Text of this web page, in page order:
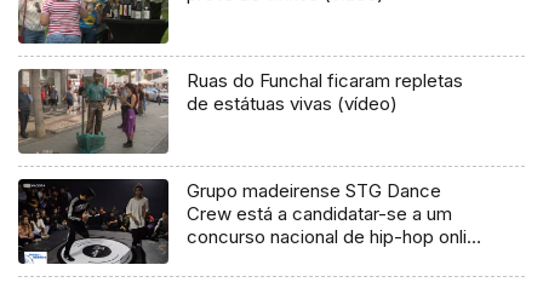
Ruas do Funchal ficaram repletas
de estátuas vivas (vídeo)
Grupo madeirense STG Dance
Crew está a candidatar-se a um
concurso nacional de hip-hop online